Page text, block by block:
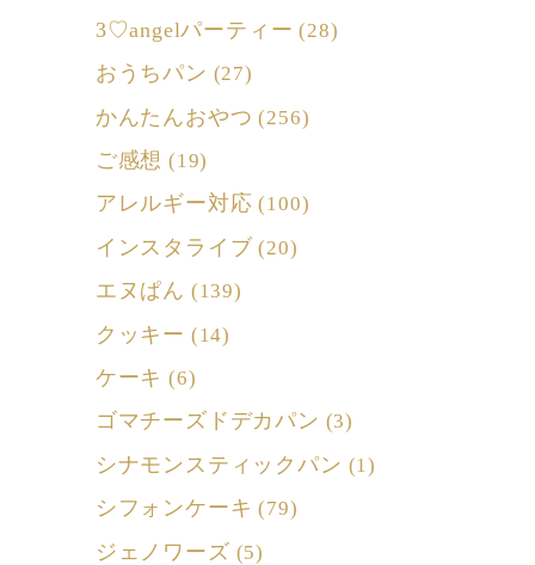
3♡angelパーティー (28)
おうちパン (27)
かんたんおやつ (256)
ご感想 (19)
アレルギー対応 (100)
インスタライブ (20)
エヌぱん (139)
クッキー (14)
ケーキ (6)
ゴマチーズドデカパン (3)
シナモンスティックパン (1)
シフォンケーキ (79)
ジェノワーズ (5)